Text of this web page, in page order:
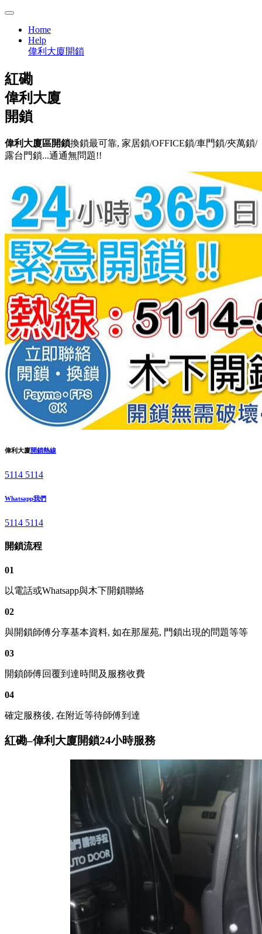
Home
Help
偉利大廈開鎖
紅磡
偉利大廈
開鎖
偉利大廈區開鎖換鎖最可靠, 家居鎖/OFFICE鎖/車門鎖/夾萬鎖/
露台門鎖...通通無問題!!
偉利大廈開鎖熱線
5114 5114
Whatsapp我們
5114 5114
開鎖流程
01
以電話或Whatsapp與木下開鎖聯絡
02
與開鎖師傅分享基本資料, 如在那屋苑, 門鎖出現的問題等等
03
開鎖師傅回覆到達時間及服務收費
04
確定服務後, 在附近等待師傅到達
紅磡–偉利大廈開鎖24小時服務